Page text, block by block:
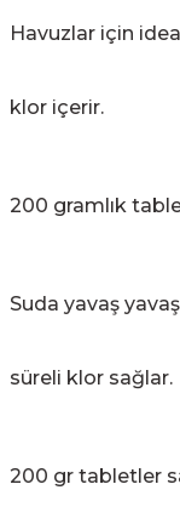
Havuzlar için
klor içerir.
200 gramlık
Suda yavaş
süreli klor sağlar.
200 gr tabletler